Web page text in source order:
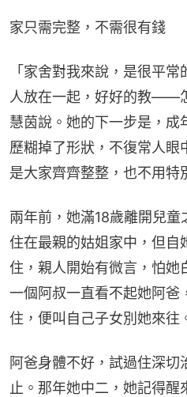
家只需完整，不需很有錢
「家舍對我來說，是很平
人放在一起，好好的教——
慧茵說。她的下一步是，成
歷糊掉了形狀，不復常人眼
是大家齊齊整整，也不用特
兩年前，她滿18歲離開兒
住在最親的姑姐家中，但自
住，親人開始有微言，怕她
一個阿叔一直看不起她阿爸
住，便叫自己子女別她來往
阿爸身體不好，試過住深切
止。那年她中二，她記得